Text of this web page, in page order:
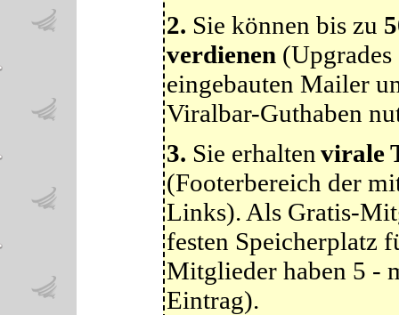
2. Sie können bis zu
verdienen
eingebauten Mailer
Viralbar-Guthaben
3. Sie erhalten virale
(Footerbereich der
Links). Als Gratis-
festen Speicherplatz
Mitglieder haben 5 -
Eintrag).